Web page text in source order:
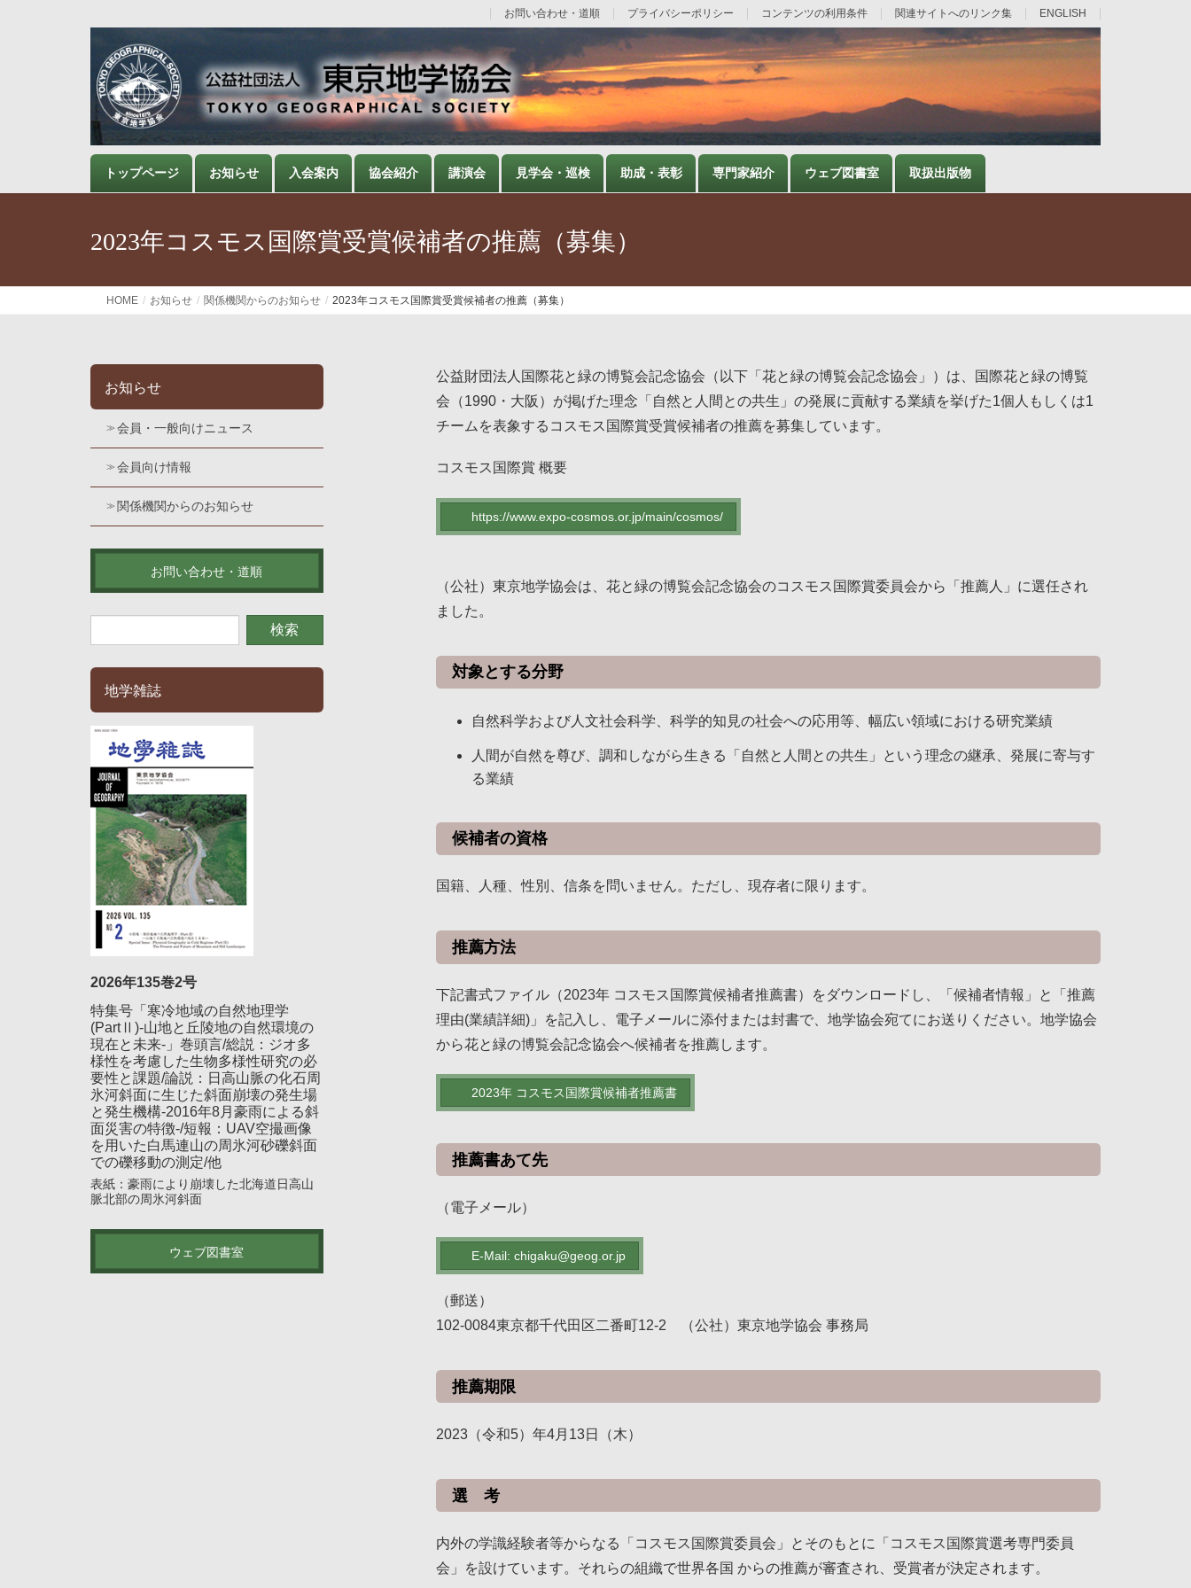
お問い合わせ・道順 プライバシーポリシー コンテンツの利用条件 関連サイトへのリンク集 ENGLISH
トップページ お知らせ 入会案内 協会紹介 講演会 見学会・巡検 助成・表彰 専門家紹介 ウェブ図書室 取扱出版物
2023年コスモス国際賞受賞候補者の推薦（募集）
HOME お知らせ 関係機関からのお知らせ 2023年コスモス国際賞受賞候補者の推薦（募集）
公益財団法人国際花と緑の博覧会記念協会（以下「花と緑の博覧会記念協会」）は、国際花と緑の博覧
会（1990・大阪）が掲げた理念「自然と人間との共生」の発展に貢献する業績を挙げた1個人もしくは1
チームを表象するコスモス国際賞受賞候補者の推薦を募集しています。
コスモス国際賞 概要
https://www.expo-cosmos.or.jp/main/cosmos/
（公社）東京地学協会は、花と緑の博覧会記念協会のコスモス国際賞委員会から「推薦人」に選任され
ました。
対象とする分野
自然科学および人文社会科学、科学的知見の社会への応用等、幅広い領域における研究業績
人間が自然を尊び、調和しながら生きる「自然と人間との共生」という理念の継承、発展に寄与す
る業績
候補者の資格
国籍、人種、性別、信条を問いません。ただし、現存者に限ります。
推薦方法
下記書式ファイル（2023年 コスモス国際賞候補者推薦書）をダウンロードし、「候補者情報」と「推薦
理由(業績詳細)」を記入し、電子メールに添付または封書で、地学協会宛てにお送りください。地学協会
から花と緑の博覧会記念協会へ候補者を推薦します。
2023年 コスモス国際賞候補者推薦書
推薦書あて先
（電子メール）
E-Mail: chigaku@geog.or.jp
（郵送）
102-0084東京都千代田区二番町12-2 （公社）東京地学協会 事務局
推薦期限
2023（令和5）年4月13日（木）
選 考
内外の学識経験者等からなる「コスモス国際賞委員会」とそのもとに「コスモス国際賞選考専門委員
会」を設けています。それらの組織で世界各国 からの推薦が審査され、受賞者が決定されます。
お知らせ
会員・一般向けニュース
会員向け情報
関係機関からのお知らせ
お問い合わせ・道順
地学雑誌
2026年135巻2号
特集号「寒冷地域の自然地理学
(PartⅡ)-山地と丘陵地の自然環境の
現在と未来-」巻頭言/総説：ジオ多
様性を考慮した生物多様性研究の必
要性と課題/論説：日高山脈の化石周
氷河斜面に生じた斜面崩壊の発生場
と発生機構-2016年8月豪雨による斜
面災害の特徴-/短報：UAV空撮画像
を用いた白馬連山の周氷河砂礫斜面
での礫移動の測定/他
表紙：豪雨により崩壊した北海道日高山
脈北部の周氷河斜面
ウェブ図書室